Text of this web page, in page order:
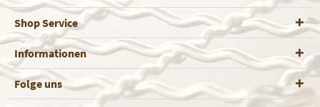
Shop Service
Informationen
Folge uns